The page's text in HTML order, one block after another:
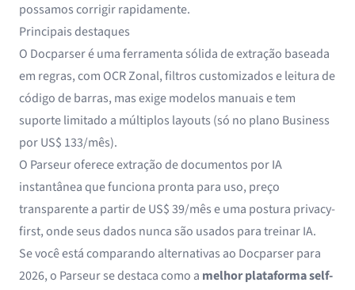
possamos corrigir rapidamente.
Principais destaques
O Docparser é uma ferramenta sólida de extração baseada
em regras, com OCR Zonal, filtros customizados e leitura de
código de barras, mas exige modelos manuais e tem
suporte limitado a múltiplos layouts (só no plano Business
por US$ 133/mês).
O Parseur ofereceextração de documentos por IA
instantânea que funciona pronta para uso, preço
transparente a partir de US$ 39/mês e uma postura privacy-
first, onde seus dados nunca são usados para treinar IA.
Se você está comparando alternativas ao Docparser para
2026, o Parseur se destaca como a melhor plataforma self-